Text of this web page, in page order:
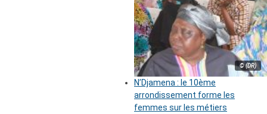
© (DR)
N’Djamena : le 10ème
arrondissement forme les
femmes sur les métiers